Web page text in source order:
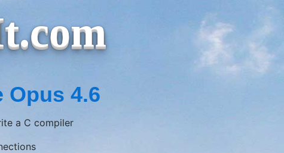
Opus 4.6
a C compiler